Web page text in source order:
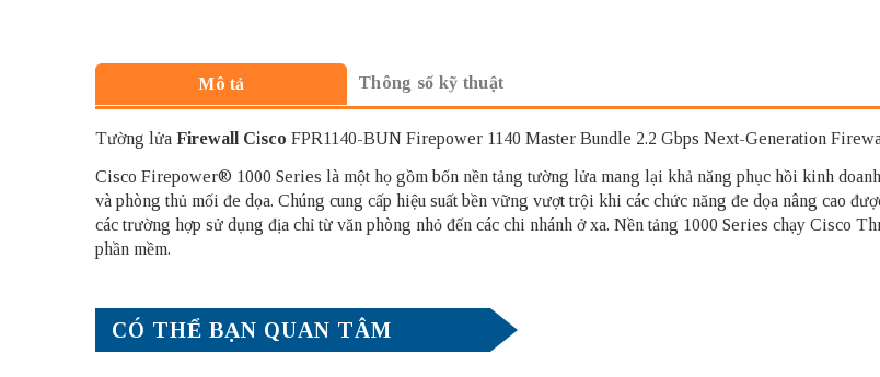
Mô tả Thông số kỹ thuật
Tường lửa Firewall Cisco FPR1140-BUN Firepower 1140 Master Bundle 2.2 Gbps Next-Generation
Cisco Firepower® 1000 Series là một họ gồm bốn nền tảng tường lửa mang lại khả năng phục hồi kinh
và phòng thủ mối đe dọa. Chúng cung cấp hiệu suất bền vững vượt trội khi các chức năng đe dọa nâng cao
các trường hợp sử dụng địa chỉ từ văn phòng nhỏ đến các chi nhánh ở xa. Nền tảng 1000 Series chạy Cisco
phần mềm.
CÓ THỂ BẠN QUAN TÂM